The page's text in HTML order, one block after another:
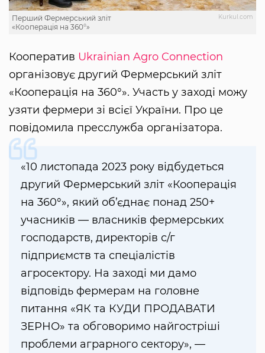
Kurkul.com
Перший Фермерський зліт
«Кооперація на 360°»
Кооператив Ukrainian Agro Connection
організовує другий Фермерський зліт
«Кооперація на 360°». Участь у заході можу
узяти фермери зі всієї України. Про це
повідомила пресслужба організатора.
«10 листопада 2023 року відбудеться
другий Фермерський зліт «Кооперація
на 360°», який об’єднає понад 250+
учасників — власників фермерських
господарств, директорів с/г
підприємств та спеціалістів
агросектору. На заході ми дамо
відповідь фермерам на головне
питання «ЯК та КУДИ ПРОДАВАТИ
ЗЕРНО» та обговоримо найгостріші
проблеми аграрного сектору», —